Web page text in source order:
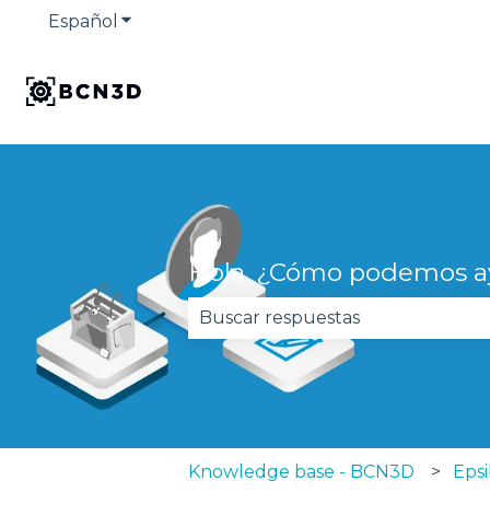
Español Traducciones de Mostrar submenú de
Hola. ¿Cómo podemos
No hay sugerencias porque el
Knowledge base - BCN3D